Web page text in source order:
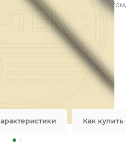
сатин гладкокрашеный в
надолго.
Как купить